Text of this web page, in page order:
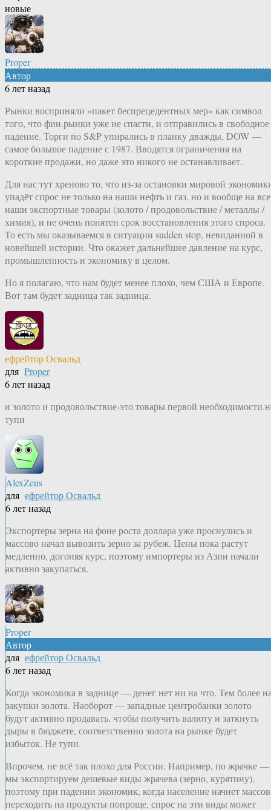
новые
Proper
Автор
6 лет назад
Рынки восприняли «пакет беспрецедентных мер» как символ
того, что фин.рынки уже не спасти, и отправились в свободное
падение. Торги по S&P упирались в планку дважды, DOW —
самое большое падение с 1987. Вводятся ограничения на
короткие продажи, но даже это никого не останавливает.
Для нас тут хреново то, что из-за остановки мировой
упадёт спрос не только на наши нефть и газ, но и вообще на все
наши экспортные товары (золото / продовольствие / металлы /
химия), и не очень понятен срок восстановления этого спроса.
То есть мы оказываемся в ситуации sudden stop, невиданной в
новейшей истории. Что окажет дальнейшее давление на курс,
промышленность и экономику в целом.
Но я полагаю, что нам будет менее плохо, чем США и Европе.
Вот там будет задница так задница.
ефрейтор Освальд
для Proper
6 лет назад
и золото и продовольствие-это товары первой
тупи
AlexZeus
для ефрейтор Освальд
6 лет назад
Экспортеры зерна на фоне роста доллара уже проснулись и
массово начал вывозить зерно за рубеж. Цены пока растут
медленно, догоняя курс, поэтому импортеры из Азии начали
активно закупаться.
Proper
Автор
для ефрейтор Освальд
6 лет назад
Когда экономика в заднице — денег нет ни на что. Тем более
закупки золота. Наоборот — западные центробанки золото
будут активно продавать, чтобы получить валюту и заткнуть
дыры в бюджете, соответственно золота на рынке будет
избыток. Не тупи.
Впрочем, не всё так плохо для России. Например, по жрачке —
мы экспортируем дешевые виды жрачева (зерно, курятину),
поэтому при падении экономик, когда население начнет
переходить на продукты попроще, спрос на эти виды может